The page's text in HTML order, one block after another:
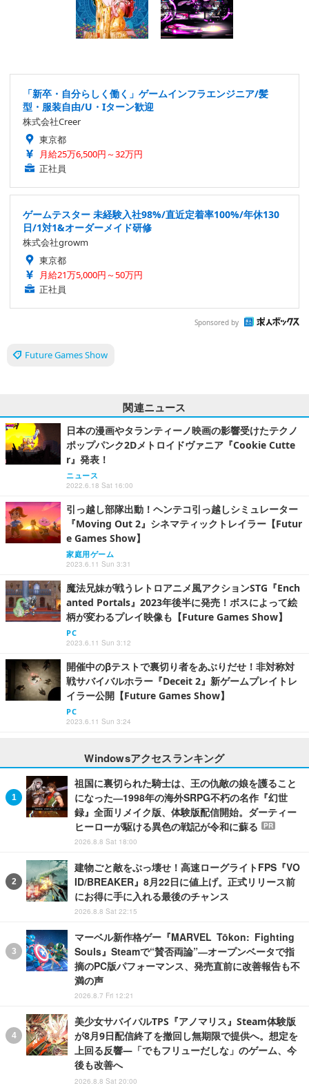
「新卒・自分らしく働く」ゲームインフラエンジニア/髪
型・服装自由/U・Iターン歓迎
株式会社Creer
東京都
月給25万6,500円～32万円
正社員
ゲームテスター 未経験入社98%/直近定着率100%/年休130
日/1対1&オーダーメイド研修
株式会社growm
東京都
月給21万5,000円～50万円
正社員
Sponsored by
Future Games Show
関連ニュース
日本の漫画やタランティーノ映画の影響受けたテクノ
ポップパンク2Dメトロイドヴァニア『Cookie Cutte
r』発表！
ニュース
2022.6.18 Sat 16:00
引っ越し部隊出動！ヘンテコ引っ越しシミュレーター
『Moving Out 2』シネマティックトレイラー【Futur
e Games Show】
家庭用ゲーム
2023.6.11 Sun 3:31
魔法兄妹が戦うレトロアニメ風アクションSTG『Ench
anted Portals』2023年後半に発売！ボスによって絵
柄が変わるプレイ映像も【Future Games Show】
PC
2023.6.11 Sun 3:12
開催中のβテストで裏切り者をあぶりだせ！非対称対
戦サバイバルホラー『Deceit 2』新ゲームプレイトレ
イラー公開【Future Games Show】
PC
2023.6.11 Sun 3:24
Windowsアクセスランキング
祖国に裏切られた騎士は、王の仇敵の娘を護ること
になった―1998年の海外SRPG不朽の名作『幻世
録』全面リメイク版、体験版配信開始。ダーティー
ヒーローが駆ける異色の戦記が令和に蘇る
PR
2026.8.8 Sat 18:00
建物ごと敵をぶっ壊せ！高速ローグライトFPS『VO
ID/BREAKER』8月22日に値上げ。正式リリース前
にお得に手に入れる最後のチャンス
2026.8.8 Sat 22:15
マーベル新作格ゲー『MARVEL Tōkon: Fighting
Souls』Steamで“賛否両論”―オープンベータで指
摘のPC版パフォーマンス、発売直前に改善報告も不
満の声
2026.8.7 Fri 12:21
美少女サバイバルTPS『アノマリス』Steam体験版
が8月9日配信終了を撤回し無期限で提供へ。想定を
上回る反響―「でもフリューだしな」のゲーム、今
後も改善へ
2026.8.8 Sat 20:00